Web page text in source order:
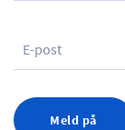
Meld på